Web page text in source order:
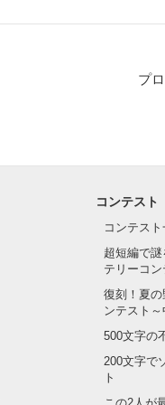
プ
コンテスト
コンテス
超短編で
テリーコ
復刻！夏
ンテスト
500文字の
200文字で
ト